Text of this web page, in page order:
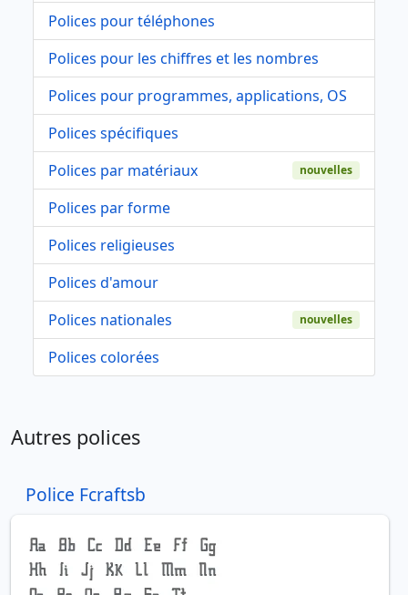
Polices pour téléphones
Polices pour les chiffres et les nombres
Polices pour programmes, applications, OS
Polices spécifiques
Polices par matériaux
nouvelles
Polices par forme
Polices religieuses
Polices d'amour
Polices nationales
nouvelles
Polices colorées
Autres polices
Police Fcraftsb